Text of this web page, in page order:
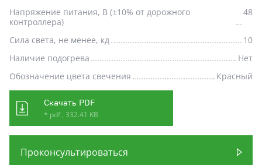
Напряжение питания, В (±10% от дорожного
контроллера)
48
Сила света, не менее, кд
10
Наличие подогрева
Нет
Обозначение цвета свечения
Красный
Скачать PDF
* pdf , 332.41 KB
Проконсультироваться